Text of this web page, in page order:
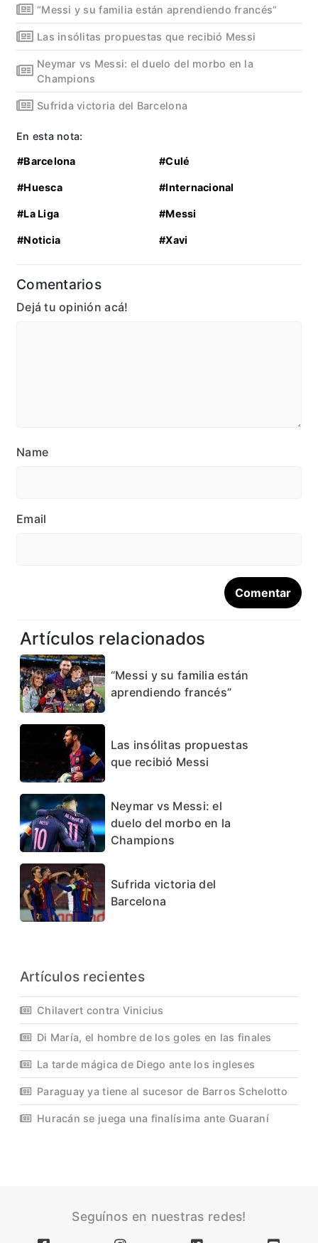
“Messi y su familia están aprendiendo francés”
Las insólitas propuestas que recibió Messi
Neymar vs Messi: el duelo del morbo en la
Champions
Sufrida victoria del Barcelona
En esta nota:
#Barcelona #Culé
#Huesca #Internacional
#La Liga #Messi
#Noticia #Xavi
Comentarios
Dejá tu opinión acá!
Name
Email
Artículos relacionados
“Messi y su familia están
aprendiendo francés”
Las insólitas propuestas
que recibió Messi
Neymar vs Messi: el
duelo del morbo en la
Champions
Sufrida victoria del
Barcelona
Artículos recientes
Chilavert contra Vinicius
Di María, el hombre de los goles en las finales
La tarde mágica de Diego ante los ingleses
Paraguay ya tiene al sucesor de Barros Schelotto
Huracán se juega una finalísima ante Guaraní
Seguínos en nuestras redes!